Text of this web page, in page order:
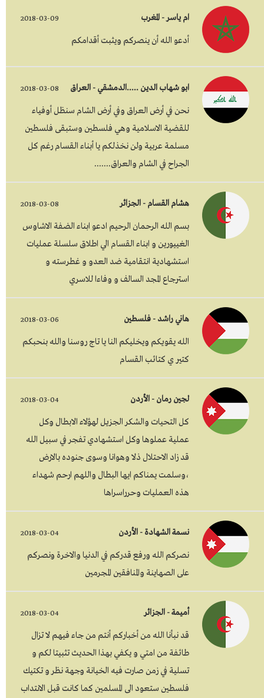
ام ياسر - المغرب 2018-03-09
أدعو الله أن ينصركم ويثبت أقدامكم
ابو شهاب الدين .....الدمشقي - العراق 2018-03-08
نحن في أرض العراق وفي أرض الشام سنظل أوفياء
للقضية الاسلامية وهي فلسطين وستبقى فلسطين
مسلمة عربية ولن نخذلكم يا أبناء القسام رغم كل
الجراح في الشام والعراق.......
هشام القسام - الجزائر 2018-03-08
بسم الله الرحمان الرحيم ادعو ابناء الضفة الاشاوس
الغييورين و ابناء القسام الي اطلاق سلسلة عمليات
استشهادية انتقامية ضد العدو و غطرسته و
استرجاع المجد السالف و وفاءا للاسري
هاني راشد - فلسطين 2018-03-06
الله يقويكم ويخليكم النا يا تاج روسنا والله بنحبكم
كتير ي كتائب القسام
لجين رمان - الأردن 2018-03-04
كل التحيات والشكر الجزيل لهؤلاء الابطال وكل
عملية عملوها وكل استشهادي تفجر في سبيل الله
قد زاد الاحتلال ذلا وهوانا وسوى جنوده بالارض
،وسلمت يمناكم ايها البطال واللهم ارحم شهداء
هذه العمليات وحرراسراها
نسمة الشهادة - الأردن 2018-03-04
نصركم الله ورفع قدركم في الدنيا والاخرة ونصركم
على الصهاينة والمنافقين المجرمين
أميمة - الجزائر 2018-03-04
قد نبأنا الله من أخباركم أنتم من جاء فيهم لا تزال
طائفة من امتي و يكفي بهذا الحديث تثبيتا لكم و
تسلية في زمن صارت فيه الخيانة وجهة نظر و تكتيك
فلسطين ستعود الى المسلمين كما كانت قبل الانتداب